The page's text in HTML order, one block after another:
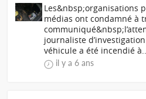
Les&nbsp;organisations
médias ont condamné à
journaliste
véhicule a été incendié
il y a 6 ans